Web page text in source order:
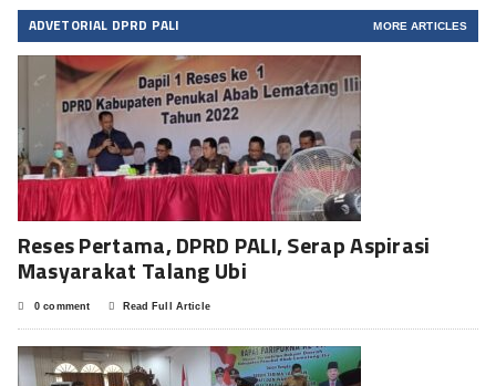
ADVETORIAL DPRD PALI MORE ARTICLES
Reses Pertama, DPRD PALI, Serap Aspirasi
Masyarakat Talang Ubi
0 comment Read Full Article